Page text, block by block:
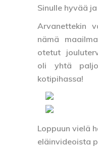
Sinulle hyvää
Arvanettekin
nämä
otetut
oli yhtä
kotipihassa!
Loppuun vielä
eläinvideoista